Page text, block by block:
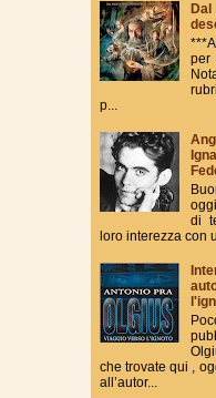
per
p...
di
loro interezza con
che trovate qui ,
all’autor...